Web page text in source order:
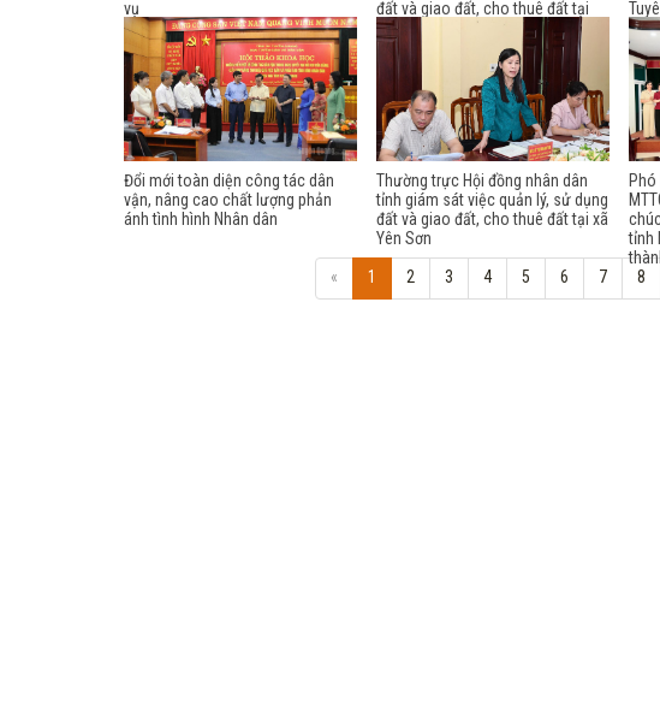
vụ
đất và giao đất, cho thuê đất tại
phường Minh Xuân
Đổi mới toàn diện công tác dân
vận, nâng cao chất lượng phản
ánh tình hình Nhân dân
Thường trực Hội đồng nhân dân
tỉnh giám sát việc quản lý, sử dụng
đất và giao đất, cho thuê đất tại xã
Yên Sơn
tỉnh
« 1 2 3 4 5 6 7 8